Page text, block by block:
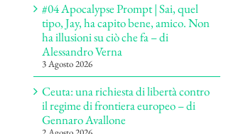
#04 Apocalypse Prompt | Sai, quel
tipo, Jay, ha capito bene, amico. Non
ha illusioni su ciò che fa – di
Alessandro Verna
3 Agosto 2026
Ceuta: una richiesta di libertà contro
il regime di frontiera europeo – di
Gennaro Avallone